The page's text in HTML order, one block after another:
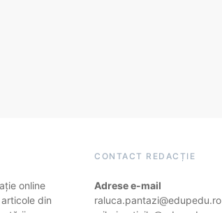
online
din
CONTACT REDACȚIE
Adrese e-mail
raluca.pantazi@edupedu.ro